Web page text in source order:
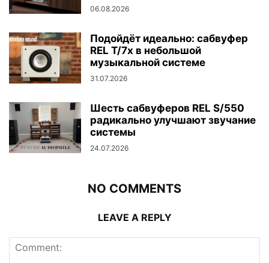
06.08.2026
Подойдёт идеально: сабвуфер
REL T/7x в небольшой
музыкальной системе
31.07.2026
Шесть сабвуферов REL S/550
радикально улучшают звучание
системы
24.07.2026
NO COMMENTS
LEAVE A REPLY